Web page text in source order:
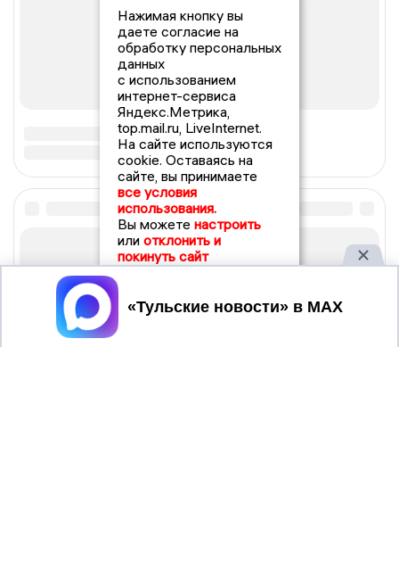
Нажимая кнопку вы
даете согласие на
обработку персональных
данных
с использованием
интернет-сервиса
Яндекс.Метрика,
top.mail.ru, LiveInternet.
На сайте используются
cookie. Оставаясь на
сайте, вы принимаете
все условия
использования.
Вы можете настроить
или отклонить и
покинуть сайт
Принять